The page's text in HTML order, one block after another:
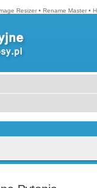
Resizer • Rename Master •